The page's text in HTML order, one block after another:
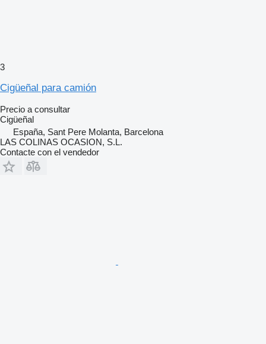
3
Cigüeñal para camión
Precio a consultar
Cigüeñal
España, Sant Pere Molanta, Barcelona
LAS COLINAS OCASION, S.L.
Contacte con el vendedor